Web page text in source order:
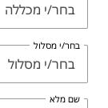
בחר/י מכללה
בחר/י מסלול
בחר/י מסלול
שם מלא